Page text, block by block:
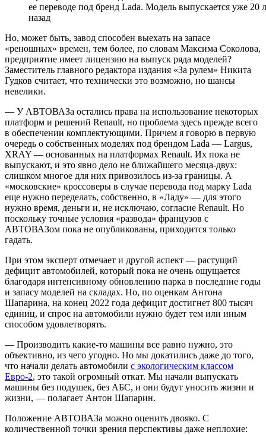
ее переводе под бренд Lada. Модель выпускается уже 20
назад
Но, может быть, завод способен выехать на запасе
«реношных» времен, тем более, по словам Максима Соколова,
предприятие имеет лицензию на выпуск ряда моделей?
Заместитель главного редактора издания «За рулем» Никита
Гудков считает, что технически это возможно, но шансы
невелики.
— У АВТОВАЗа остались права на использование некоторых
платформ и решений Renault, но проблема здесь прежде всего
в обеспечении комплектующими. Причем я говорю в первую
очередь о собственных моделях под брендом Lada — Largus,
XRAY — основанных на платформах Renault. Их пока не
выпускают, и это явно дело не ближайшего месяца-двух:
слишком многое для них привозилось из-за границы. А
«московские» кроссоверы в случае перевода под марку Lada
еще нужно переделать, собственно, в «Ладу» — для этого
нужно время, деньги и, не исключаю, согласие Renault. Но
поскольку точные условия «развода» французов с
АВТОВАЗом пока не опубликованы, приходится только
гадать.
При этом эксперт отмечает и другой аспект — растущий
дефицит автомобилей, который пока не очень ощущается
благодаря интенсивному обновлению парка в последние годы
и запасу моделей на складах. Но, по оценкам Антона
Шапарина, на конец 2022 года дефицит достигнет 800 тысяч
единиц, и спрос на автомобили нужно будет тем или иным
способом удовлетворять.
— Производить какие-то машины все равно нужно, это
объективно, из чего угодно. Но мы докатились даже до того,
что начали делать автомобили с экологическим классом
Евро-2, это такой огромный откат. Мы начали выпускать
машины без подушек, без АБС, и они будут уносить жизни и
жизни, — полагает Антон Шапарин.
Положение АВТОВАЗа можно оценить двояко. С
количественной точки зрения перспективы даже неплохие: